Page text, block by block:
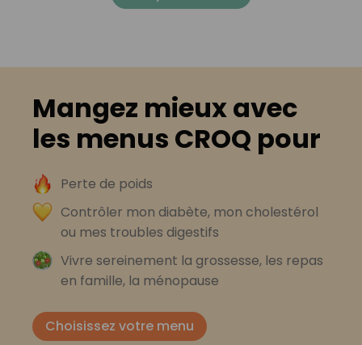
Mangez mieux avec
les menus CROQ pour
Perte de poids
Contrôler mon diabète, mon cholestérol
ou mes troubles digestifs
Vivre sereinement la grossesse, les repas
en famille, la ménopause
Choisissez votre menu